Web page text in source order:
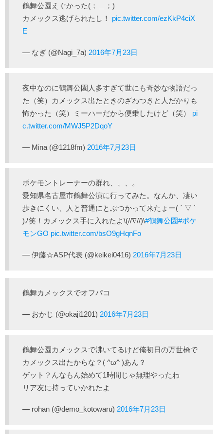
鶴舞公園えぐかった(；＿；)
カメックス逃げられたし！ pic.twitter.com/ezKkP4ciX
E
— なぎ (@Nagi_7a) 2016年7月23日
夜中なのに鶴舞公園人多すぎて世にも奇妙な物語だっ
た（笑）カメックス出たときのざわつきと人だかりも
怖かった（笑）ミーハーだから便乗したけど（笑） pi
c.twitter.com/MWJ5P2DqoY
— Mina (@1218fm) 2016年7月23日
ポケモントレーナーの群れ、、、。
愛知県名古屋市鶴舞公演に行ってみた。なんか、凄い
歩きにくい、人と普通にとぶつかって来たょー( ´ ▽ `
)ﾉ笑！カメックス手に入れたよ\(//∇//)\#鶴舞公園#ポケ
モンGO pic.twitter.com/bsO9gHqnFo
— 伊藤☆ASP代表 (@keikei0416) 2016年7月23日
鶴舞カメックスでオフパコ
— おかじ (@okaji1201) 2016年7月23日
鶴舞公園カメックスで沸いてるけど俺初日の万世橋で
カメックス出たからな？( ^ω^ )あん？
ゲット？んなもん始めて1時間じゃ無理やったわ
リア友に持っていかれたよ
— rohan (@demo_kotowaru) 2016年7月23日